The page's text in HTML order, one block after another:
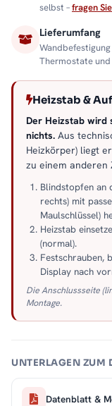
selbst –fragen
Lieferumfang
Thermostate
Heizstab &
Der Heizstab
nichts. Aus
Heizkörper) liegt
zu einem anderen
Blindstopfen an
rechts) mit
Maulschlüssel)
Heizstab
(normal).
Festschrauben,
Display nach
Die Anschlussseite
Montage.
UNTERLAGEN ZUM
Datenblatt &